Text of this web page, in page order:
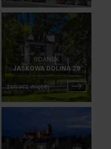
GDAŃSK
JAŚKOWA DOLINA 29
zobacz więcej